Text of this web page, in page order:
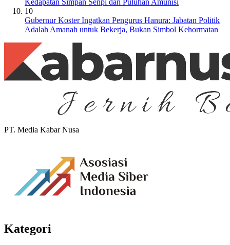
Kedapatan Simpan Senpi dan Puluhan Amunisi
10
Gubernur Koster Ingatkan Pengurus Hanura: Jabatan Politik
Adalah Amanah untuk Bekerja, Bukan Simbol Kehormatan
PT. Media Kabar Nusa
Kategori